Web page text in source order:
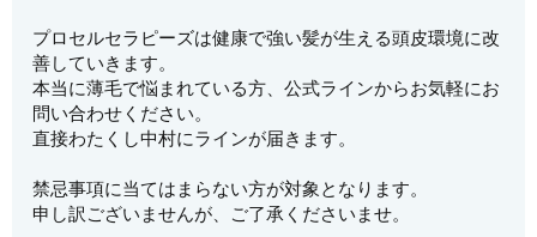
プロセルセラピーズは健康で強い髪が生える頭皮環境に改
善していきます。
本当に薄毛で悩まれている方、公式ラインからお気軽にお
問い合わせください。
直接わたくし中村にラインが届きます。
禁忌事項に当てはまらない方が対象となります。
申し訳ございませんが、ご了承くださいませ。